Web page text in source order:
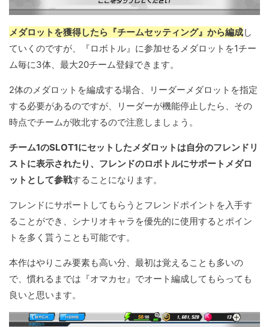
メダロットを獲得したら『チームセッティング』から編成し
ていくのですが、『ロボトル』に参加せるメダロットを1チー
ム毎に3体、最大20チーム登録できます。
2体のメダロットを編成する場合、リーダーメダロットを指定
する必要があるのですが、リーダーが機能停止したら、その
時点でチームが敗北するので注意しましょう。
チーム1のSLOT1にセットしたメダロットは自分のフレンドリ
ストに表示されたり、フレンドのロボトルにサポートメダロ
ットとして参戦することになります。
フレンドにサポートしてもらうとフレンドポイントを入手す
ることができ、シナリオキャラを優先的に使用するとポイン
トを多く貰うことも可能です。
本作はやりこみ要素も高い分、最初は覚えることも多いの
で、慣れるまでは『オマカセ』でオート編成してもらっても
良いと思います。